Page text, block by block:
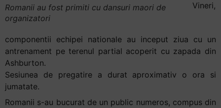
de
in
One
Accessibility,
apăsați
„Ctrl
Romanii au fost primiti cu dansuri maori de
organizatori
Vineri,
componentii echipei nationale au inceput ziua cu un
antrenament pe terenul partial acoperit cu zapada din
Ashburton.
Sesiunea de pregatire a durat aproximativ o ora si
jumatate.
Romanii s-au bucurat de un public numeros, compus din